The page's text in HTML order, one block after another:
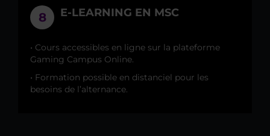
8 E-LEARNING EN MSC
• Cours accessibles en ligne sur la plateforme
Gaming Campus Online.
• Formation possible en distanciel pour les
besoins de l’alternance.